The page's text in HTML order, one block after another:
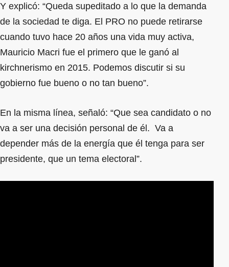
Y explicó: “Queda supeditado a lo que la demanda
de la sociedad te diga. El PRO no puede retirarse
cuando tuvo hace 20 años una vida muy activa,
Mauricio Macri fue el primero que le ganó al
kirchnerismo en 2015. Podemos discutir si su
gobierno fue bueno o no tan bueno”.
En la misma línea, señaló: “Que sea candidato o no
va a ser una decisión personal de él. Va a
depender más de la energía que él tenga para ser
presidente, que un tema electoral”.